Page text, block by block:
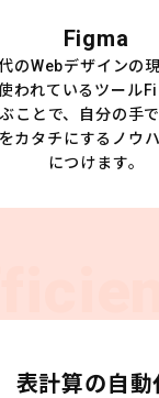
Figma
のWebデザインの
われているツール
ことで、自分の手
カタチにするノウ
につけます。
表計算の自動